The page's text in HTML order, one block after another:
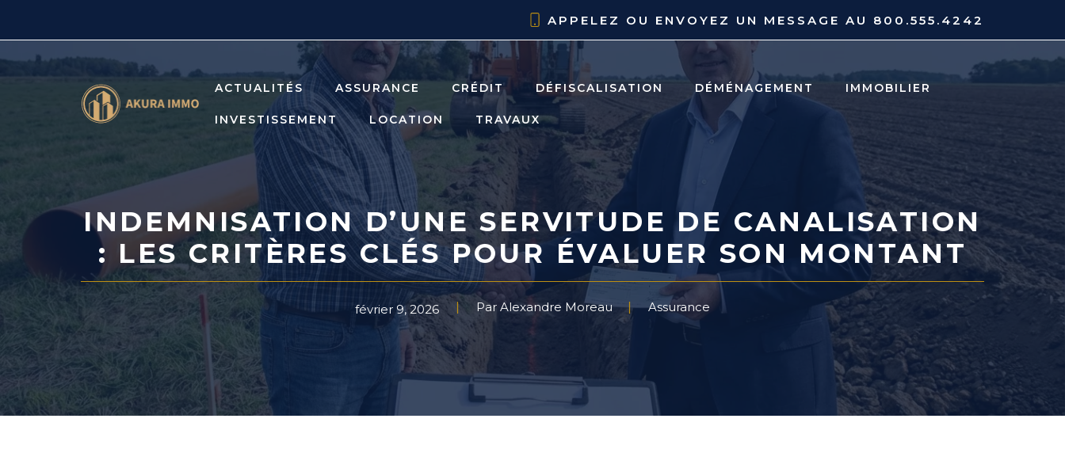
contenu
APPELEZ OU ENVOYEZ UN MESSAGE AU 800.555.4242
ACTUALITÉS ASSURANCE CRÉDIT DÉFISCALISATION DÉMÉNAGEMENT IMMOBILIER
INVESTISSEMENT LOCATION TRAVAUX
INDEMNISATION D’UNE SERVITUDE DE CANALISATION
: LES CRITÈRES CLÉS POUR ÉVALUER SON MONTANT
février 9, 2026 Par Alexandre Moreau Assurance